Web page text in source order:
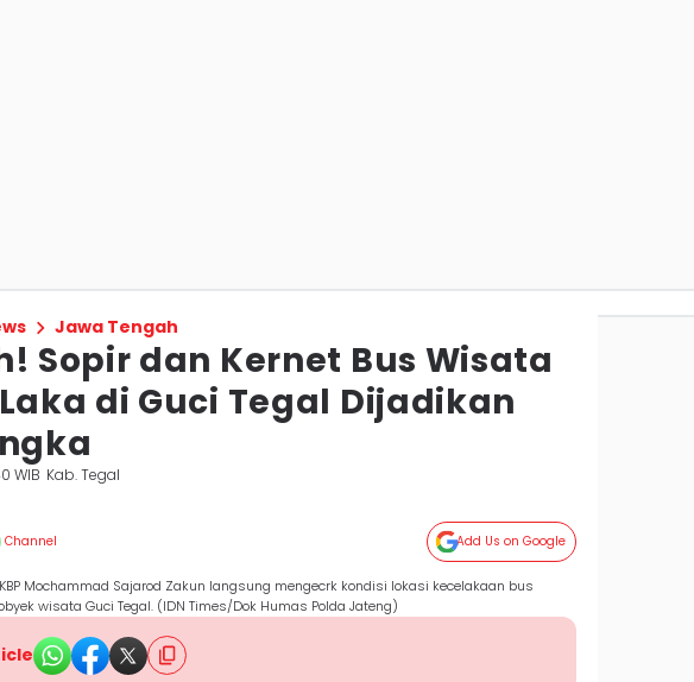
Jawa Tengah
Sopir dan Kernet Bus Wisata
di Guci Tegal Dijadikan
WIB Kab. Tegal
Channel Add Us on Google
Mochammad Sajarod Zakun langsung mengecrk kondisi lokasi kecelakaan bus
wisata Guci Tegal. (IDN Times/Dok Humas Polda Jateng)